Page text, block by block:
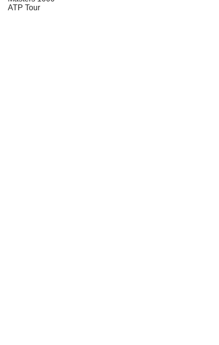
ATP Tour